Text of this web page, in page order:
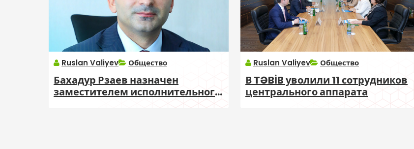
Ruslan Valiyev Общество
Бахадур Рзаев назначен
заместителем исполнительного
Ruslan Valiyev Общество
В TƏBİB уволили 11 сотрудников
центрального аппарата